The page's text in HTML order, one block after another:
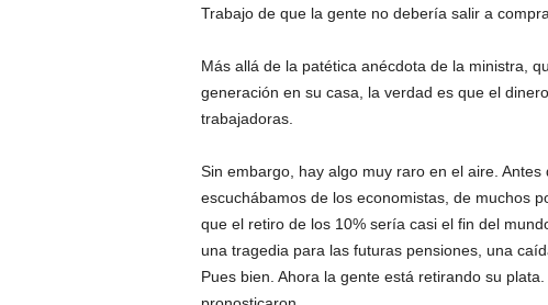
Trabajo de que la gente no debería salir a
Más allá de la patética anécdota de la ministra,
generación en su casa, la verdad es que el
trabajadoras.
Sin embargo, hay algo muy raro en el aire.
escuchábamos de los economistas, de muchos
que el retiro de los 10% sería casi el fin del
una tragedia para las futuras pensiones, una
Pues bien. Ahora la gente está retirando su